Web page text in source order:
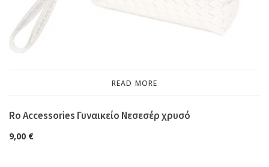
READ MORE
Ro Accessories Γυναικείο Νεσεσέρ χρυσό
9,00 €